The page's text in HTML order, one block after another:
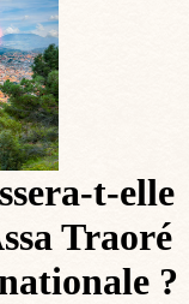
t-elle
Traoré
?